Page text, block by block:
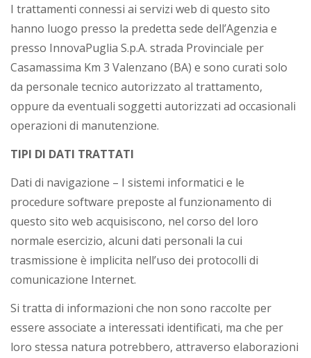
I trattamenti connessi ai servizi web di questo sito
hanno luogo presso la predetta sede dell’Agenzia e
presso InnovaPuglia S.p.A. strada Provinciale per
Casamassima Km 3 Valenzano (BA) e sono curati solo
da personale tecnico autorizzato al trattamento,
oppure da eventuali soggetti autorizzati ad occasionali
operazioni di manutenzione.
TIPI DI DATI TRATTATI
Dati di navigazione – I sistemi informatici e le
procedure software preposte al funzionamento di
questo sito web acquisiscono, nel corso del loro
normale esercizio, alcuni dati personali la cui
trasmissione è implicita nell’uso dei protocolli di
comunicazione Internet.
Si tratta di informazioni che non sono raccolte per
essere associate a interessati identificati, ma che per
loro stessa natura potrebbero, attraverso elaborazioni